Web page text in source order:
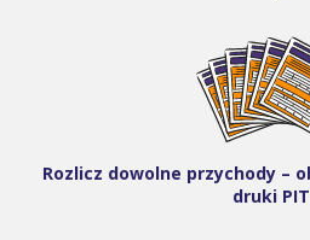
Rozlicz dowolne przychody –
druki PIT